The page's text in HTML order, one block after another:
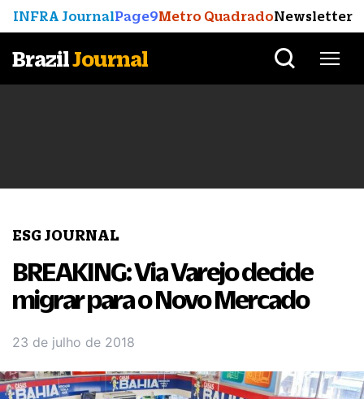
INFRA JournalPage9Metro QuadradoNewsletter
BrazilJournal
ESG JOURNAL
BREAKING: Via Varejo decide
migrar para o Novo Mercado
23 de julho de 2018